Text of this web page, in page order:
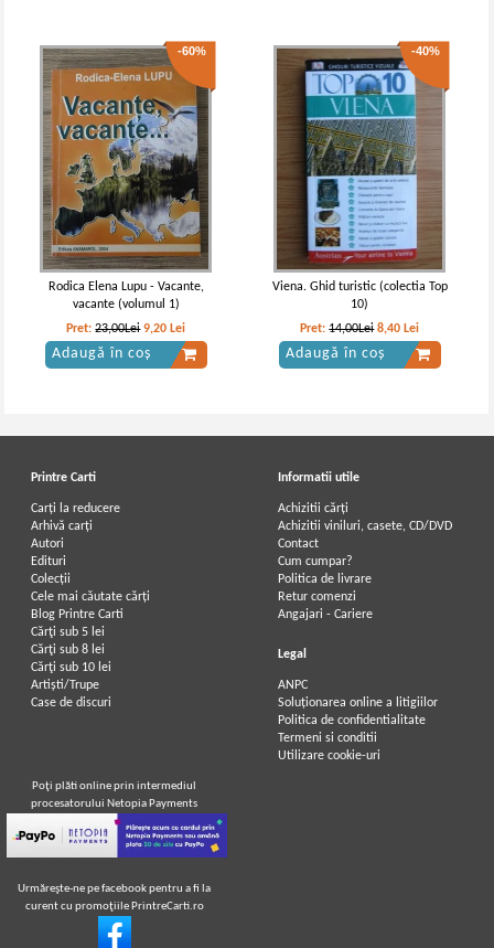
-60%
Rodica Elena Lupu - Vacante,
vacante (volumul 1)
Pret:23,00Lei 9,20 Lei
Adaugă în coș
-40%
Viena. Ghid turistic (colectia Top
10)
Pret:14,00Lei 8,40 Lei
Adaugă în coș
Printre Carti
Carți la reducere
Arhivă carți
Autori
Edituri
Colecții
Cele mai căutate cărți
Blog Printre Carti
Cărţi sub 5 lei
Cărţi sub 8 lei
Cărţi sub 10 lei
Artiști/Trupe
Case de discuri
Informatii utile
Achizitii cărți
Achizitii viniluri, casete, CD/DVD
Contact
Cum cumpar?
Politica de livrare
Retur comenzi
Angajari - Cariere
Legal
ANPC
Soluționarea online a litigiilor
Politica de confidentialitate
Termeni si conditii
Utilizare cookie-uri
Poţi plăti online prin intermediul
procesatorului Netopia Payments
Urmăreşte-ne pe facebook pentru a fi la
curent cu promoţiile PrintreCarti.ro